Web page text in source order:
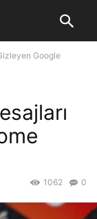
Google
0
1062